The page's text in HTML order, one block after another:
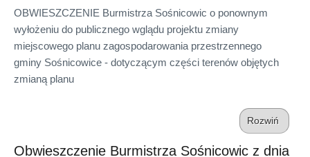
OBWIESZCZENIE Burmistrza Sośnicowic o ponownym
wyłożeniu do publicznego wglądu projektu zmiany
miejscowego planu zagospodarowania przestrzennego
gminy Sośnicowice - dotyczącym części terenów objętych
zmianą planu
Rozwiń
Obwieszczenie Burmistrza Sośnicowic z dnia